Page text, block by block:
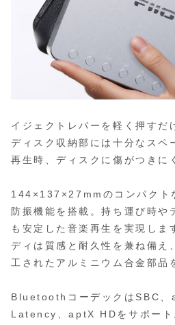
イジェクトレバーを軽く押すだ
ディスク収納部には十分なスペ
再生時、ディスクに傷がつきに
144×137×27mmのコンパクト
防振機能を搭載。持ち運び時や
も安定した音楽再生を実現しま
ディは質感と耐久性を兼ね備え
工されたアルミニウム合金部品
BluetoothコーデックはSBC
Latency、aptX HDをサポート